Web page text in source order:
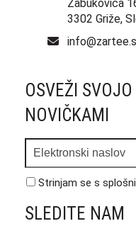
Zabukovica
3302 Griže,
OSVEŽI
NOVIČKAMI
naslov
Strinjam se s
SLEDITE NAM